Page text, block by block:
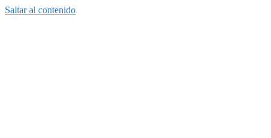
Saltar al contenido